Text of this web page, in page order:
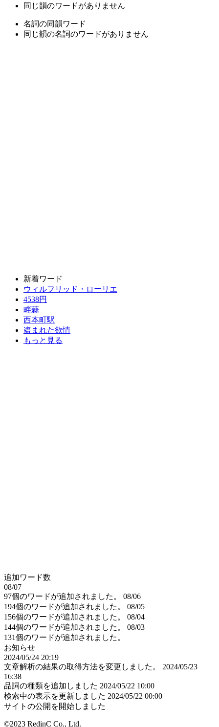
同じ韻のワードがありません
名詞の同韻ワード
同じ韻の名詞のワードがありません
新着ワード
ウィルフリッド・ローリエ
4538円
畔蒜
西本町駅
盗まれた欲情
もっと見る
追加ワード数
08/07
97個のワードが追加されました。
08/06
194個のワードが追加されました。
08/05
156個のワードが追加されました。
08/04
144個のワードが追加されました。
08/03
131個のワードが追加されました。
お知らせ
2024/05/24 20:19
文章解析の結果の取得方法を変更しました。
2024/05/23
16:38
品詞の種類を追加しました 2024/05/22 10:00
検索中の表示を更新しました 2024/05/22 00:00
サイトの公開を開始しました
©2023 RedinC Co., Ltd.